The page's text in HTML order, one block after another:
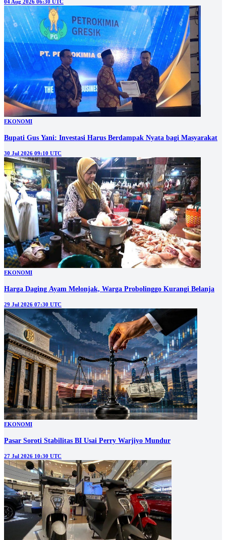
04 Aug 2026 06:30 UTC
EKONOMI
Bupati Gus Yani: Investasi Harus Berdampak Nyata bagi Masyarakat
30 Jul 2026 09:10 UTC
EKONOMI
Harga Daging Ayam Melonjak, Warga Probolinggo Kurangi Belanja
29 Jul 2026 07:30 UTC
EKONOMI
Pasar Soroti Stabilitas BI Usai Perry Warjiyo Mundur
27 Jul 2026 10:30 UTC